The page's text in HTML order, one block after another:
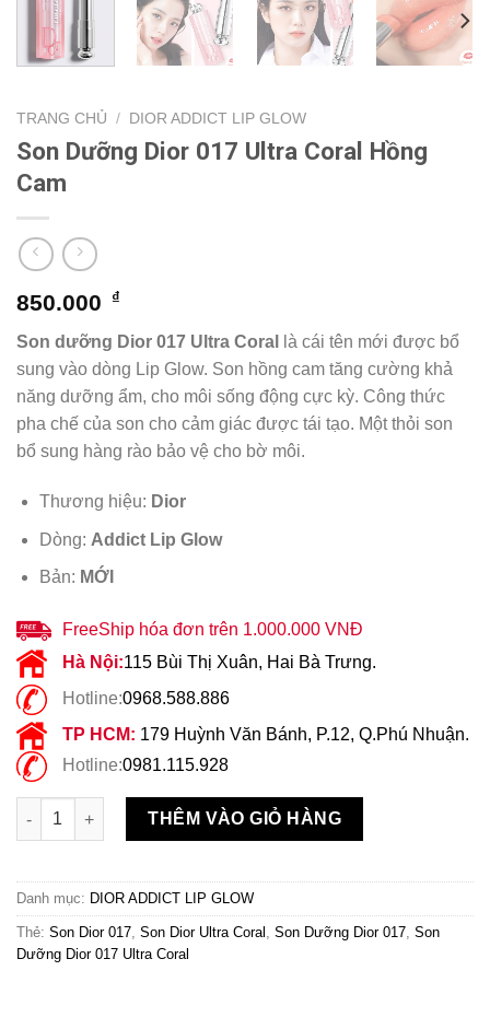
TRANG CHỦ / DIOR ADDICT LIP GLOW
Son Dưỡng Dior 017 Ultra Coral Hồng
Cam
850.000 ₫
Son dưỡng Dior 017 Ultra Coral
là cái tên mới được bổ
sung vào dòng Lip Glow. Son hồng cam tăng cường khả
năng dưỡng ẩm, cho môi sống động cực kỳ. Công thức
pha chế của son cho cảm giác được tái tạo. Một thỏi son
bổ sung hàng rào bảo vệ cho bờ môi.
Thương hiệu: Dior
Dòng: Addict Lip Glow
Bản: MỚI
FreeShip hóa đơn trên 1.000.000 VNĐ
Hà Nội:115 Bùi Thị Xuân, Hai Bà Trưng.
Hotline:0968.588.886
TP HCM: 179 Huỳnh Văn Bánh, P.12, Q.Phú Nhuận.
Hotline:0981.115.928
Son Dưỡng Dior 017 Ultra Coral Hồng Cam số lượng
THÊM VÀO GIỎ HÀNG
Danh mục: DIOR ADDICT LIP GLOW
Thẻ: Son Dior 017, Son Dior Ultra Coral , Son Dưỡng Dior 017, Son
Dưỡng Dior 017 Ultra Coral